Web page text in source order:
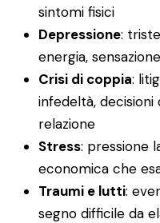
sintomi fisici
Depressione:
energia,
Crisi di coppia:
infedeltà,
relazione
Stress: pressione
economica che
Traumi e lutti:
segno difficile da